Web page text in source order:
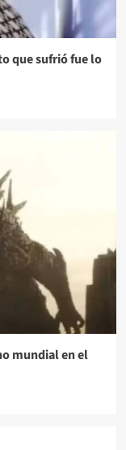
que sufrió fue lo
mundial en el